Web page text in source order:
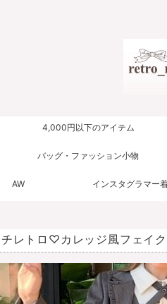
4,000円以下のアイテム
バッグ・ファッション小物
AW インスタグラマー
レトロ♡カレッジ風フェイ